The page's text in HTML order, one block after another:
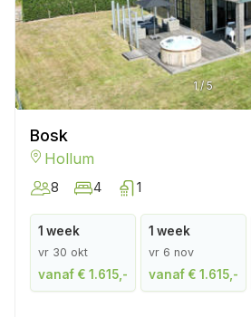
1/5
Bosk
Hollum
8 4 1
1 week
vr 30 okt
vanaf € 1.615,-
1 week
vr 6 nov
vanaf € 1.615,-